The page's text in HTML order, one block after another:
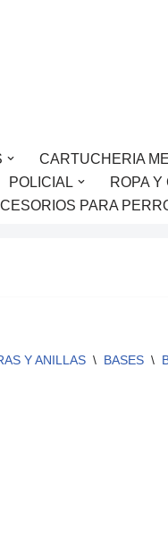
CARTUCHERIA
POLICIAL ROPA
PARA
Y ANILLAS \ BASES \